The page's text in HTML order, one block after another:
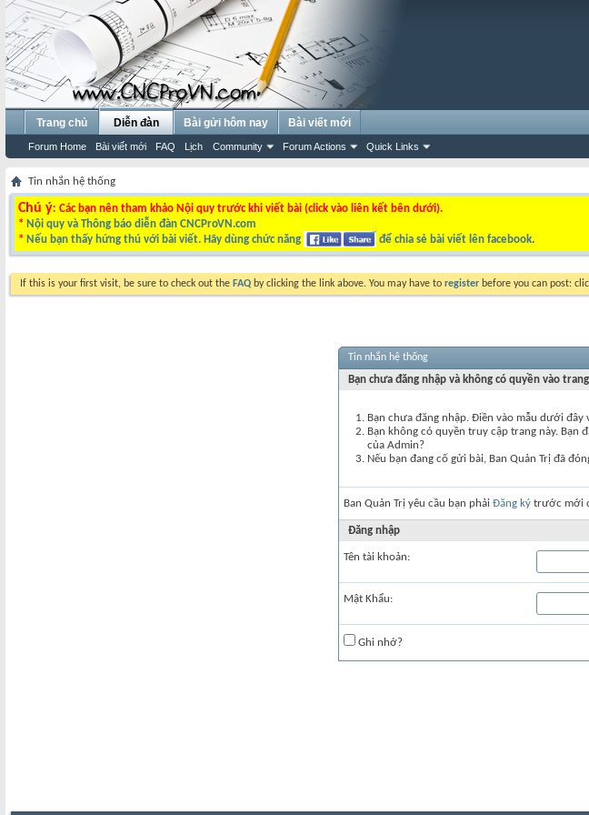
Trang chủ Diễn đàn
Forum Home Bài viết mới FAQ Lịch Community Forum Actions Quick Links
Bài gửi hôm nay Bài viết mới
Tin nhắn hệ thống
Chú ý: Các bạn nên tham khảo Nội quy trước khi viết bài (click vào liên kết bên dưới).
* Nội quy và Thông báo diễn đàn CNCProVN.com
* Nếu bạn thấy hứng thú với bài viết. Hãy dùng chức năng để chia sẻ bài viết lên facebook.
If this is your first visit, be sure to check out the FAQ by clicking the link above. You may have to register before you can post:
Tin nhắn hệ thống
Bạn chưa đăng nhập và không có quyền vào
Bạn chưa đăng nhập. Điền vào mẫu dưới đây
Bạn không có quyền truy cập trang này. Bạn
của Admin?
Nếu bạn đang cố gửi bài, Ban Quản Trị đã
Ban Quản Trị yêu cầu bạn phải Đăng ký trước mới
Đăng nhập
Tên tài khoản:
Mật Khẩu:
Ghi nhớ?